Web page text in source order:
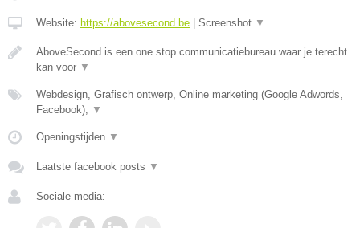
Website: https://abovesecond.be Screenshot ▼
AboveSecond is een one stop communicatiebureau waar je terecht
kan voor ▼
Webdesign, Grafisch ontwerp, Online marketing (Google Adwords,
Facebook),
▼
Openingstijden ▼
Laatste facebook posts ▼
Sociale media: